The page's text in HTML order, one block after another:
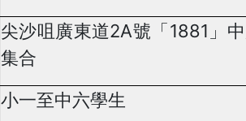
尖沙咀廣東道2A號「 1881 」
集合
小一至中六學生